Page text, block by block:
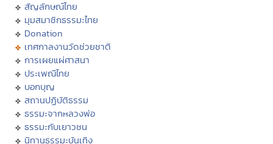
สัญลักษณ์ไทย
มุมสมาชิกธรรมะไทย
Donation
เทศกาลงานวัดช่วยชาติ
การเผยแผ่ศาสนา
ประเพณีไทย
บอกบุญ
สถานปฏิบัติธรรม
ธรรมะจากหลวงพ่อ
ธรรมะกับเยาวชน
นิทานธรรมะบันเทิง